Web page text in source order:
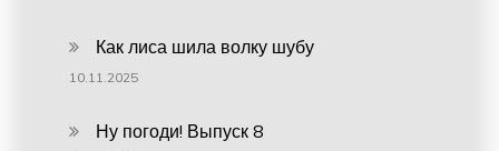
Как лиса шила волку шубу
10.11.2025
Ну погоди! Выпуск 8